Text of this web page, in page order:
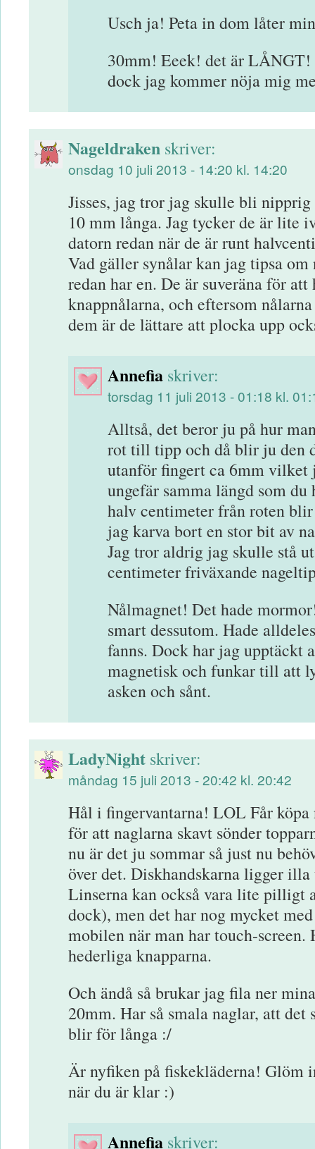
Usch ja! Peta in dom låter
30mm! Eeek! det är LÅNGT!
dock jag kommer nöja mig
Nageldraken skriver:
onsdag 10 juli 2013 - 14:20 kl. 14:20
Jisses, jag tror jag skulle bli
10 mm långa. Jag tycker de är lite
datorn redan när de är runt
Vad gäller synålar kan jag tipsa
redan har en. De är suveräna för
knappnålarna, och eftersom
dem är de lättare att plocka upp
Annefia skriver:
torsdag 11 juli 2013 - 01:18 kl.
Alltså, det beror ju på hur
rot till tipp och då blir ju den
utanför fingert ca 6mm vilket
ungefär samma längd som
halv centimeter från roten
jag karva bort en stor bit av
Jag tror aldrig jag skulle stå
centimeter friväxande
Nålmagnet! Det hade
smart dessutom. Hade
fanns. Dock har jag upptäckt
magnetisk och funkar till att
asken och sånt.
LadyNight skriver:
måndag 15 juli 2013 - 20:42 kl. 20:42
Hål i fingervantarna! LOL Får köpa
för att naglarna skavt sönder
nu är det ju sommar så just nu
över det. Diskhandskarna ligger
Linserna kan också vara lite pilligt
dock), men det har nog mycket
mobilen när man har touch-screen.
hederliga knapparna.
Och ändå så brukar jag fila ner
20mm. Har så smala naglar, att
blir för långa :/
Är nyfiken på fiskekläderna! Glöm
när du är klar :)
Annefia skriver: